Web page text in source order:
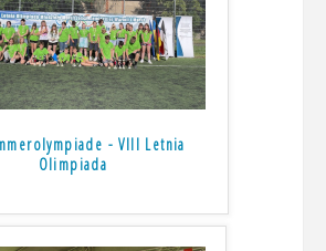
- VIII Letnia
Olimpiada